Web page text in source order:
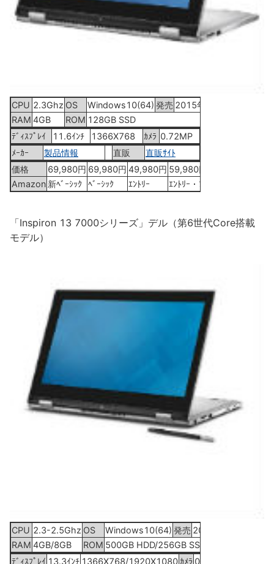
CPU 2.3Ghz OS Windows10(64) 発売 2015年10月6日
RAM 4GB ROM 128GB SSD
ﾃﾞｨｽﾌﾟﾚｲ
11.6ｲﾝﾁ 1366X768 ｶﾒﾗ 0.72MP
ﾒｰｶｰ
製品情報 直販
直販ｻｲﾄ
価格
69,980円 69,980円 49,980円 59,980円
Amazon 新ﾍﾞｰｼｯｸ ﾍﾞｰｼｯｸ ｴﾝﾄﾘｰ ｴﾝﾄﾘｰ・ﾌﾟﾗｽ
「Inspiron 13 7000シリーズ」デル（第6世代Core搭載
モデル）
CPU 2.3-2.5Ghz OS Windows10(64) 発売 2015年10月6日
RAM 4GB/8GB ROM 500GB HDD/256GB SSD
ﾃﾞｨｽﾌﾟﾚｲ 13.3ｲﾝﾁ 1366X768/1920X1080 ｶﾒﾗ 0.72MP